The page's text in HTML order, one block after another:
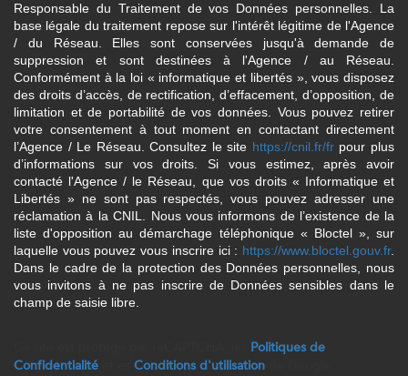
Responsable du Traitement de vos Données personnelles. La
base légale du traitement repose sur l'intérêt légitime de l'Agence
/ du Réseau. Elles sont conservées jusqu'à demande de
suppression et sont destinées à l'Agence / au Réseau.
Conformément à la loi « informatique et libertés », vous disposez
des droits d’accès, de rectification, d’effacement, d’opposition, de
limitation et de portabilité de vos données. Vous pouvez retirer
votre consentement à tout moment en contactant directement
l’Agence / Le Réseau. Consultez le site https://cnil.fr/frpour plus
d’informations sur vos droits. Si vous estimez, après avoir
contacté l'Agence / le Réseau, que vos droits « Informatique et
Libertés » ne sont pas respectés, vous pouvez adresser une
réclamation à la CNIL. Nous vous informons de l’existence de la
liste d'opposition au démarchage téléphonique « Bloctel », sur
laquelle vous pouvez vous inscrire ici : https://www.bloctel.gouv.fr.
Dans le cadre de la protection des Données personnelles, nous
vous invitons à ne pas inscrire de Données sensibles dans le
champ de saisie libre.
Politiques de
Confidentialité
Conditions d'utilisation